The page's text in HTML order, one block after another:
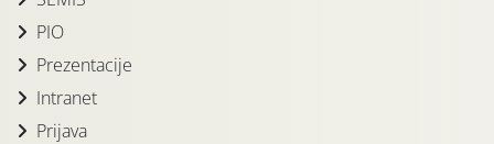
PIO
Prezentacije
Intranet
Prijava